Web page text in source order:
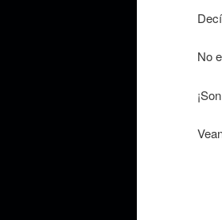
No